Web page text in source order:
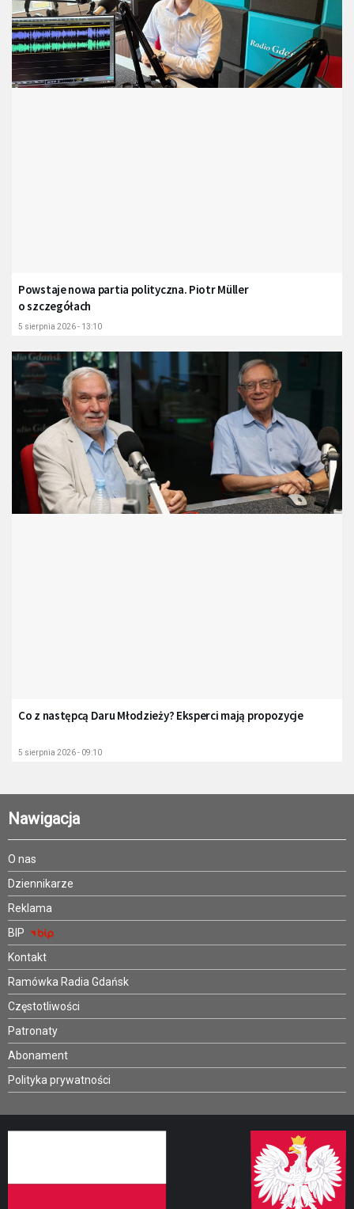
Powstaje nowa partia polityczna. Piotr Müller
o szczegółach
5 sierpnia 2026 - 13:10
Co z następcą Daru Młodzieży? Eksperci mają propozycje
5 sierpnia 2026 - 09:10
Nawigacja
O nas
Dziennikarze
Reklama
BIP
Kontakt
Ramówka Radia Gdańsk
Częstotliwości
Patronaty
Abonament
Polityka prywatności